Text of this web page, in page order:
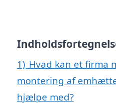
1) Hvad kan et firma
montering af
hjælpe med?